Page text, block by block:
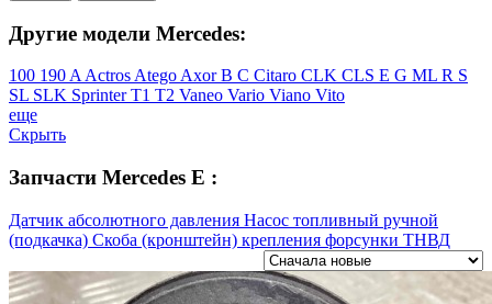
Другие модели Mercedes:
100 190 A Actros Atego AxorB C Citaro CLK CLS E G ML R S
SL SLK SprinterT1 T2 Vaneo Vario Viano Vito
еще
Скрыть
Запчасти Mercedes E :
Датчик абсолютного давления Насос топливный ручной
(подкачка) Скоба (кронштейн) крепления форсунки ТНВД